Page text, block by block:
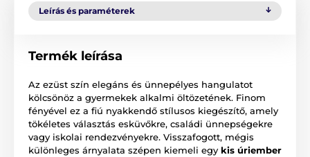
Leírás és paraméterek
Termék leírása
Az ezüst szín elegáns és ünnepélyes hangulatot
kölcsönöz a gyermekek alkalmi öltözetének. Finom
fényével ez a fiú nyakkendő stílusos kiegészítő, amely
tökéletes választás esküvőkre, családi ünnepségekre
vagy iskolai rendezvényekre. Visszafogott, mégis
különleges árnyalata szépen kiemeli egy kis úriember